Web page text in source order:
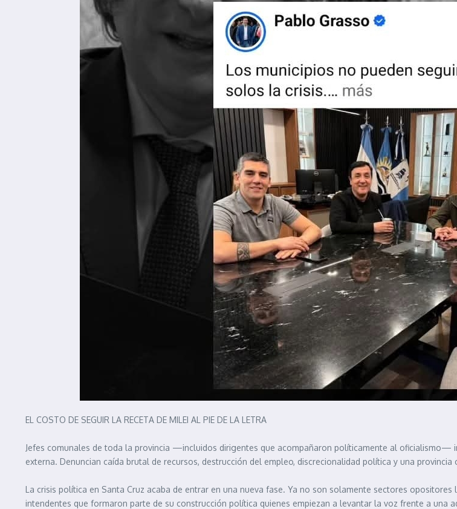
EL COSTO DE SEGUIR LA RECETA DE MILEI AL PIE DE LA LETRA
Jefes comunales de toda la provincia —incluidos dirigentes que acompañaron políticamente al oficialismo—
externa. Denuncian caída brutal de recursos, destrucción del empleo, discrecionalidad política y una
La crisis política en Santa Cruz acaba de entrar en una nueva fase. Ya no son solamente sectores
intendentes que formaron parte de su construcción política quienes empiezan a levantar la voz frente a una